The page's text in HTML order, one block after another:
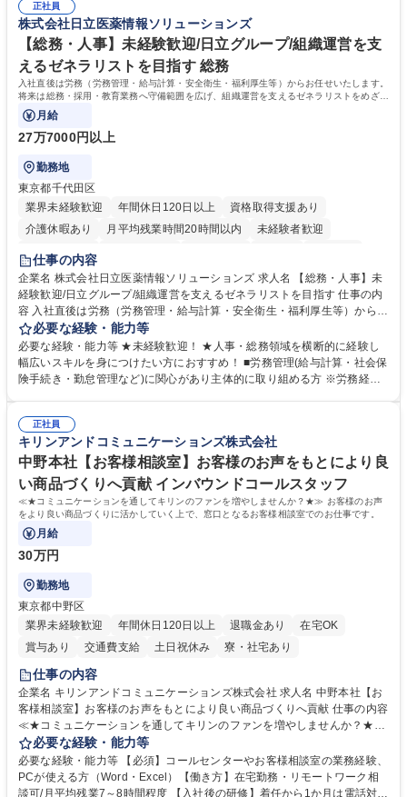
でも質問・相談できる環境が整っているため、安心して成長できます。 募
集職種 【森ビルG】人事・総務◆賞与5ヶ月◆年休120日◆残業少なめ◆
リモート可
務に挑戦できるため、自身の成長と組織への貢献度をダイレクトに実感で
きます。 残業少なめ、週1日リモート可など、ワークライフバランスを保
ち長期活躍できる環境です。 「これまでの幅広い経験を活かし、長期的な
キャリアを築きたい」という前向きな意欲と挑戦を全力で応援します。 学
歴・資格 学歴：大学院 大学 高専 短大 専修学校 高校 語学力： 資格：日商
簿記検定1級 日商簿記検定2級 日商簿記検定3級
正社員
株式会社日立医薬情報ソリューションズ
【総務・人事】未経験歓迎/日立グループ/組織運営を支
えるゼネラリストを目指す 総務
入社直後は労務（労務管理・給与計算・安全衛生・福利厚生等）からお任せいたします。
将来は総務・採用・教育業務へ守備範囲を広げ、組織運営を支えるゼネラリストをめざせ
ます。
月給
27万7000円以上
勤務地
東京都千代田区
業界未経験歓迎
年間休日120日以上
資格取得支援あり
介護休暇あり
月平均残業時間20時間以内
未経験者歓迎
住宅手当あり
育休あり
完全週休2日制 交通費支給 土日祝休み 寮・社宅あり
仕事の内容
企業名 株式会社日立医薬情報ソリューションズ 求人名 【総務・人事】未
経験歓迎/日立グループ/組織運営を支えるゼネラリストを目指す 仕事の内
容 入社直後は労務（労務管理・給与計算・安全衛生・福利厚生等）からお
任せいたします。将来は総務・採用・教育業務へ守備範囲を広げ、組織運
営を支えるゼネラリストをめざせます。 ・初期業務：労働時間管理、給与
計算、社会保険対応、福利厚生管理、安全衛生、健康経営推進等をお任せ
します。ご経験に応じて、休職者管理など、幅広く経験を積んでいただき
幅広く経験を積みたい意欲がある方に最適な環境です。 募集職種 【総
務・人事】未経験歓迎/日立グループ/組織運営を支えるゼネラリストを目
指す
必要な経験・能力等
必要な経験・能力等 ★未経験歓迎！ ★人事・総務領域を横断的に経験し
幅広いスキルを身につけたい方におすすめ！ ■労務管理(給与計算・社会保
険手続き・勤怠管理など)に関心があり主体的に取り組める方 ※労務経験
のご経験 ■労務管理（給与計算・社会保険手続き・勤怠管理など）の経験
■衛生管理者の資格をお持ちの方 学歴・資格 学歴：大学院 大学 高専 短大
専修学校 高校 語学力： 資格：
正社員
キリンアンドコミュニケーションズ株式会社
中野本社【お客様相談室】お客様のお声をもとにより良
い商品づくりへ貢献 インバウンドコールスタッフ
≪★コミュニケーションを通してキリンのファンを増やしませんか？★≫ お客様のお声
をより良い商品づくりに活かしていく上で、窓口となるお客様相談室でのお仕事です。
月給
30万円
勤務地
東京都中野区
業界未経験歓迎
年間休日120日以上 退職金あり
在宅OK
賞与あり
交通費支給 土日祝休み 寮・社宅あり
仕事の内容
企業名 キリンアンドコミュニケーションズ株式会社 求人名 中野本社【お
客様相談室】お客様のお声をもとにより良い商品づくりへ貢献 仕事の内容
≪★コミュニケーションを通してキリンのファンを増やしませんか？★≫
お客様のお声をより良い商品づくりに活かしていく上で、窓口となるお客
様相談室でのお仕事です。 日々お客様からいただくキリングループへのご
意見を、企業活動に活かしています。お客様からの声に迅速かつ誠意をも
って対応、情報提供するとともにグループ内活動に反映しています。 【具
必要な経験・能力等
必要な経験・能力等 【必須】コールセンターやお客様相談室の業務経験、
PCが使える方（Word・Excel）【働き方】在宅勤務・リモートワーク相
談可/月平均残業7～8時間程度 【入社後の研修】着任から1か月は電話対応